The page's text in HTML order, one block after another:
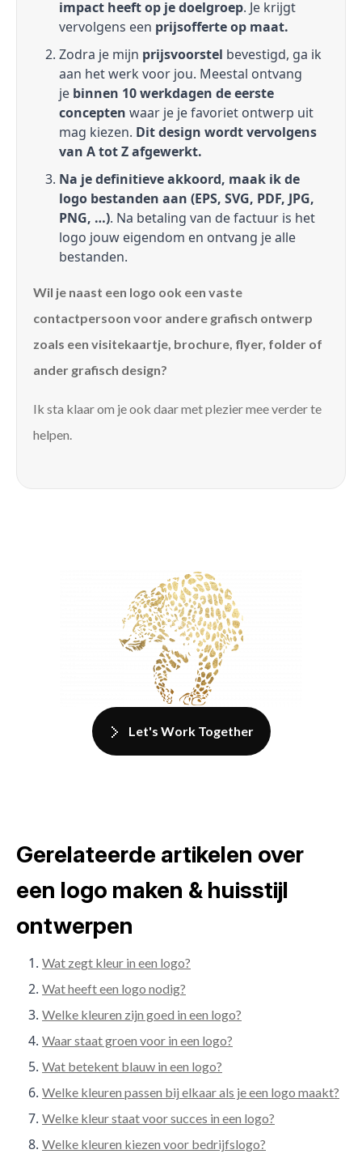
impact heeft op je doelgroep. Je krijgt
vervolgens een prijsofferte op maat.
Zodra je mijn prijsvoorstel bevestigd, ga ik
aan het werk voor jou. Meestal ontvang
je binnen 10 werkdagen de eerste
concepten waar je je favoriet ontwerp uit
mag kiezen. Dit design wordt vervolgens
van A tot Z afgewerkt.
Na je definitieve akkoord, maak ik de
logo bestanden aan (EPS, SVG, PDF, JPG,
PNG, …). Na betaling van de factuur is het
logo jouw eigendom en ontvang je alle
bestanden.
Wil je naast een logo ook een vaste
contactpersoon voor andere grafisch ontwerp
zoals een visitekaartje, brochure, flyer, folder of
ander grafisch design?
Ik sta klaar om je ook daar met plezier mee verder te
helpen.
Let's Work Together
Gerelateerde artikelen over
een logo maken & huisstijl
ontwerpen
Wat zegt kleur in een logo?
Wat heeft een logo nodig?
Welke kleuren zijn goed in een logo?
Waar staat groen voor in een logo?
Wat betekent blauw in een logo?
Welke kleuren passen bij elkaar als je een logo maakt?
Welke kleur staat voor succes in een logo?
Welke kleuren kiezen voor bedrijfslogo?